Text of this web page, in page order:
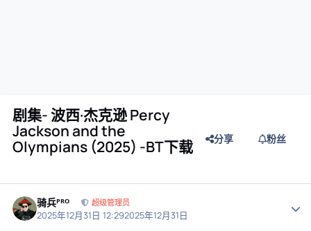
剧集- 波西·杰克逊 Percy
Jackson and the
Olympians (2025) -BT下载
分享 粉丝
骑兵ᴾᴿᴼ 超级管理员
2025年12月31日 12:292025年12月31日